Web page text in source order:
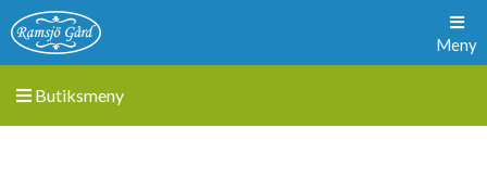
Meny
Butiksmeny